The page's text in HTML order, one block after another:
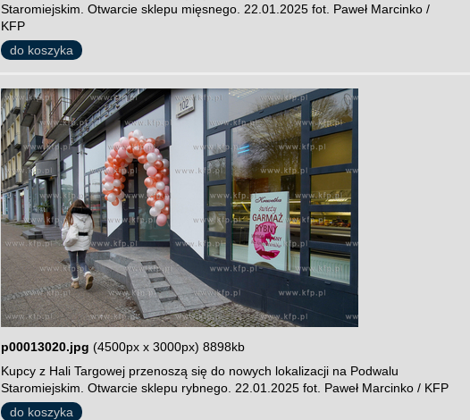
Staromiejskim. Otwarcie sklepu mięsnego. 22.01.2025 fot. Paweł Marcinko /
KFP
do koszyka
p00013020.jpg (4500px x 3000px) 8898kb
Kupcy z Hali Targowej przenoszą się do nowych lokalizacji na Podwalu
Staromiejskim. Otwarcie sklepu rybnego. 22.01.2025 fot. Paweł Marcinko / KFP
do koszyka